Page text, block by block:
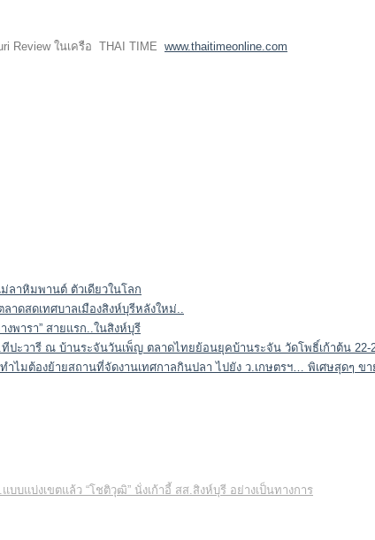
Review ในเครือ THAI TIME www.thaitimeonline.com
ลาหิมพานต์ ตัวเดียวในโลก
ดสดเทศบาลเมืองสิงห์บุรีหลังใหม่..
พารา” สายแรก..ในสิงห์บุรี
ปะวารี ณ บ้านระจันวันเพ็ญ ตลาดไทยย้อนยุคบ้านระจัน วัดโพธิ์เก้าต้น 22-
ำไมต้องย้ายสถานที่จัดงานเทศกาลกินปลา ไปยัง ว.เกษตรฯ… พิเศษสุดๆ ข
บบแบ่งเขตแล้ว “โชติวุฒิ” นั่งเก้าอี้ สส.สิงห์บุรี อย่างเป็นทางการ